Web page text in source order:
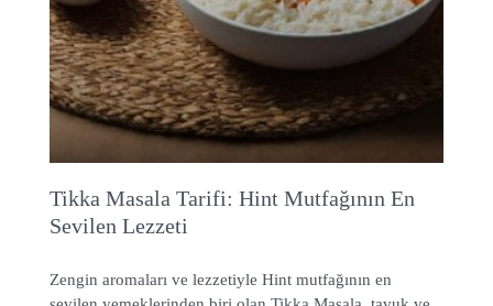
Tikka Masala Tarifi: Hint Mutfağının En
Sevilen Lezzeti
Zengin aromaları ve lezzetiyle Hint mutfağının en